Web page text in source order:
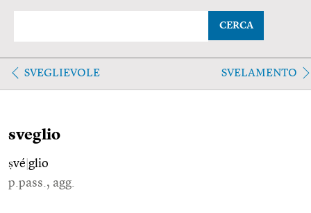
CERCA
SVEGLIEVOLE SVELAMENTO
sveglio
ṣvé glio
p.pass., agg.